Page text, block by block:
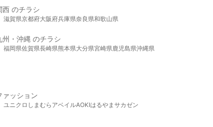
西 のチラシ
滋賀県京都府大阪府兵庫県奈良県和歌山県
州・沖縄 のチラシ
福岡県佐賀県長崎県熊本県大分県宮崎県鹿児島県沖縄県
ァッション
ユニクロ しまむら アベイルAOKIはるやま サカゼン